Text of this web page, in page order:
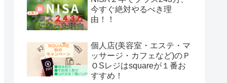
今すぐ絶対やるべき理
由！！
個人店(美容室・エステ・マ
ッサージ・カフェなど)のＰ
ＯSレジはsquareが１番お
すすめ！